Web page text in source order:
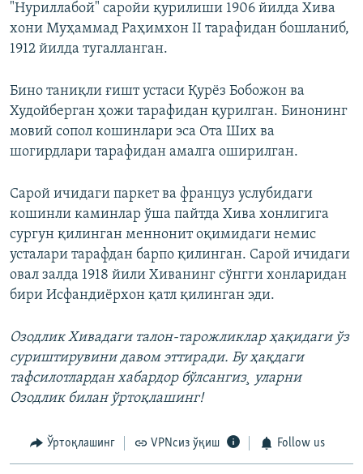
"Нуриллабой" саройи қурилиши 1906 йилда Хива
хони Муҳаммад Раҳимхон II тарафидан бошланиб,
1912 йилда тугалланган.
Бино таниқли ғишт устаси Қурëз Бобожон ва
Худойберган ҳожи тарафидан қурилган. Бинонинг
мовий сопол кошинлари эса Ота Ших ва
шогирдлари тарафидан амалга оширилган.
Сарой ичидаги паркет ва француз услубидаги
кошинли каминлар ўша пайтда Хива хонлигига
сургун қилинган меннонит оқимидаги немис
усталари тарафдан барпо қилинган. Сарой ичидаги
овал залда 1918 йили Хиванинг сўнгги хонларидан
бири Исфандиëрхон қатл қилинган эди.
Озодлик Хивадаги талон-тарожликлар ҳақидаги ўз
суриштирувини давом эттиради. Бу ҳақдаги
тафсилотлардан хабардор бўлсангиз¸ уларни
Озодлик билан ўртоқлашинг!
Ўртоқлашинг VPNсиз ўқиш Follow us